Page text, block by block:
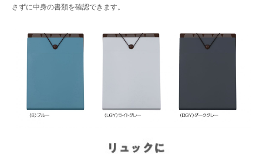
さずに中身の書類を確認できます。